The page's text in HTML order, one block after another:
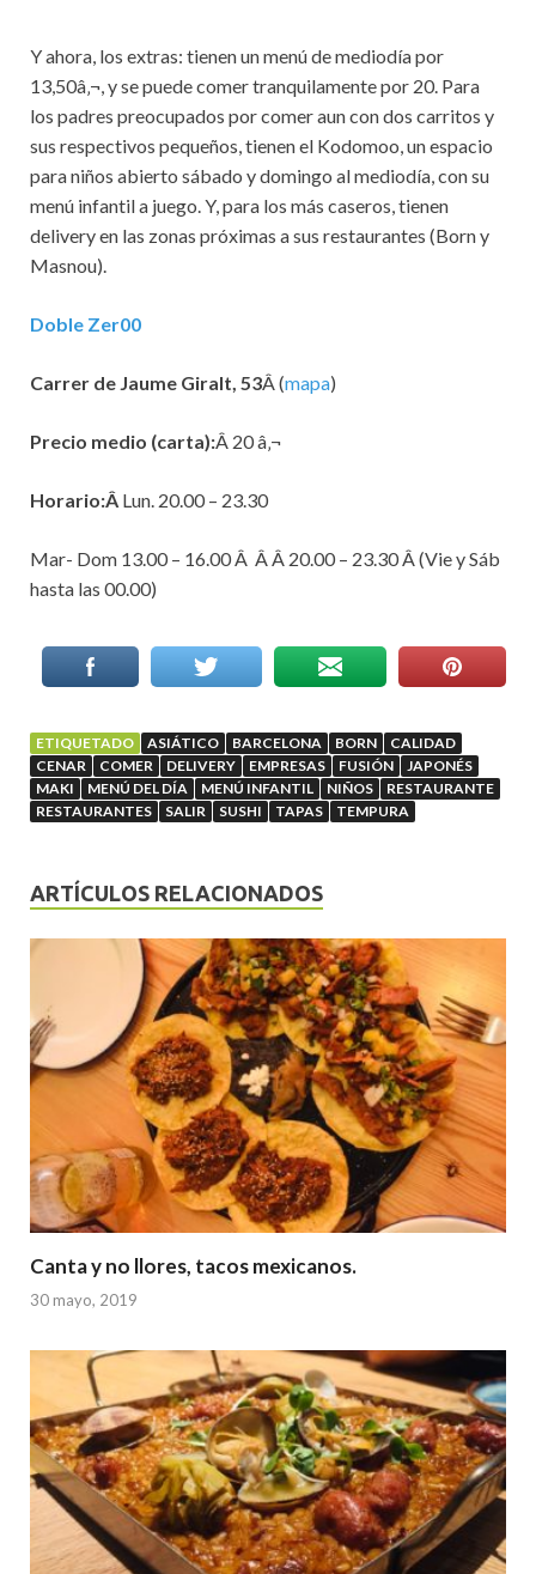
Y ahora, los extras: tienen un menú de mediodía por
13,50â‚¬, y se puede comer tranquilamente por 20. Para
los padres preocupados por comer aun con dos carritos y
sus respectivos pequeños, tienen el Kodomoo, un espacio
para niños abierto sábado y domingo al mediodía, con su
menú infantil a juego. Y, para los más caseros, tienen
delivery en las zonas próximas a sus restaurantes (Born y
Masnou).
Doble Zer00
Carrer de Jaume Giralt, 53Â (mapa)
Precio medio (carta):Â 20 â‚¬
Horario:Â Lun. 20.00 – 23.30
Mar- Dom 13.00 – 16.00 Â Â Â 20.00 – 23.30 Â (Vie y Sáb
hasta las 00.00)
ETIQUETADO ASIÁTICO BARCELONA BORN
CALIDAD
CENAR
COMER DELIVERY EMPRESAS FUSIÓN
JAPONÉS
MAKI
MENÚ DEL DÍA MENÚ INFANTIL NIÑOS
RESTAURANTE
RESTAURANTES
SALIR SUSHI TAPAS TEMPURA
ARTÍCULOS RELACIONADOS
Canta y no llores, tacos mexicanos.
30 mayo, 2019